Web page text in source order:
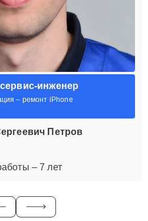
инженер
– ремонт iPhone
Петров
– 7 лет